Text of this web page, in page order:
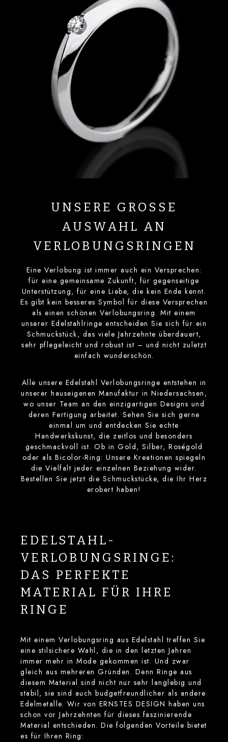
UNSERE GROSSE
AUSWAHL AN
VERLOBUNGSRINGEN
Eine Verlobung ist immer auch ein Versprechen:
für eine gemeinsame Zukunft, für gegenseitige
Unterstützung, für eine Liebe, die kein Ende kennt.
Es gibt kein besseres Symbol für diese Versprechen
als einen schönen Verlobungsring. Mit einem
unserer Edelstahlringe entscheiden Sie sich für ein
Schmuckstück, das viele Jahrzehnte überdauert,
sehr pflegeleicht und robust ist – und nicht zuletzt
einfach wunderschön.
Alle unsere Edelstahl Verlobungsringe entstehen in
unserer hauseigenen Manufaktur in Niedersachsen,
wo unser Team an den einzigartigen Designs und
deren Fertigung arbeitet. Sehen Sie sich gerne
einmal um und entdecken Sie echte
Handwerkskunst, die zeitlos und besonders
geschmackvoll ist. Ob in Gold, Silber, Roségold
oder als Bicolor-Ring: Unsere Kreationen spiegeln
die Vielfalt jeder einzelnen Beziehung wider.
Bestellen Sie jetzt die Schmuckstücke, die Ihr Herz
erobert haben!
EDELSTAHL-
VERLOBUNGSRINGE:
DAS PERFEKTE
MATERIAL FÜR IHRE
RINGE
Mit einem Verlobungsring aus Edelstahl treffen Sie
eine stilsichere Wahl, die in den letzten Jahren
immer mehr in Mode gekommen ist. Und zwar
gleich aus mehreren Gründen. Denn Ringe aus
diesem Material sind nicht nur sehr langlebig und
stabil, sie sind auch budgetfreundlicher als andere
Edelmetalle. Wir von ERNSTES DESIGN haben uns
schon vor Jahrzehnten für dieses faszinierende
Material entschieden. Die folgenden Vorteile bietet
es für Ihren Ring: